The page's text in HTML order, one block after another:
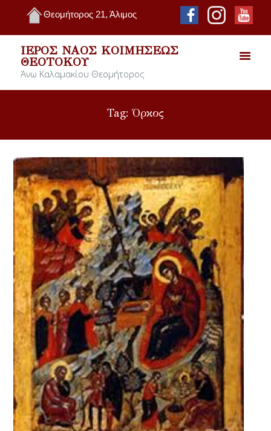
Θεομήτορος 21, Άλιμος
ΙΕΡΌΣ ΝΑΌΣ ΚΟΙΜΉΣΕΩΣ
ΘΕΟΤΌΚΟΥ
Άνω Καλαμακίου Θεομήτορος
Tag: Όρκος